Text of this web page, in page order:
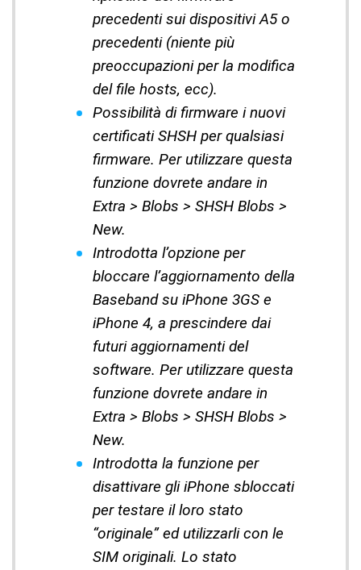
precedenti sui dispositivi A5 o
precedenti (niente più
preoccupazioni per la modifica
del file hosts, ecc).
Possibilità di firmware i nuovi
certificati SHSH per qualsiasi
firmware. Per utilizzare questa
funzione dovrete andare in
Extra > Blobs > SHSH Blobs >
New.
Introdotta l’opzione per
bloccare l’aggiornamento della
Baseband su iPhone 3GS e
iPhone 4, a prescindere dai
futuri aggiornamenti del
software. Per utilizzare questa
funzione dovrete andare in
Extra > Blobs > SHSH Blobs >
New.
Introdotta la funzione per
disattivare gli iPhone sbloccati
per testare il loro stato
“originale” ed utilizzarli con le
SIM originali. Lo stato